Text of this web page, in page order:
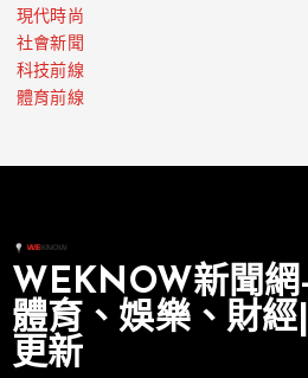
現代時尚
社會新聞
科技前線
體育前線
WEKNOW新聞網
體育、娛樂、財
更新